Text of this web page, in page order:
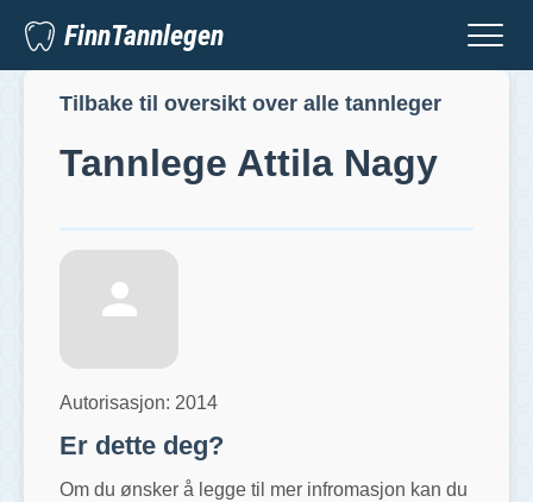
FinnTannlegen
Tilbake til oversikt over alle tannleger
Tannlege Attila Nagy
Autorisasjon: 2014
Er dette deg?
Om du ønsker å legge til mer infromasjon kan du